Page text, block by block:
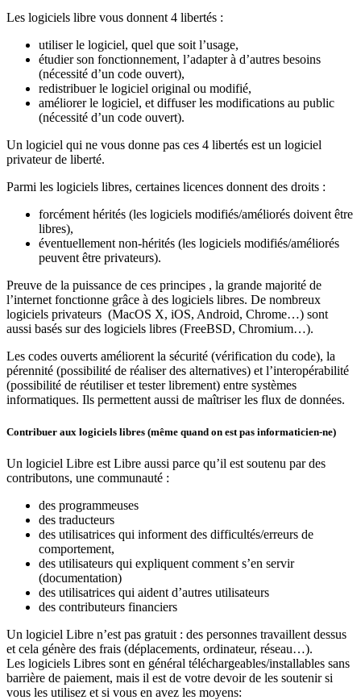
Les logiciels libre vous donnent 4 libertés :
utiliser le logiciel, quel que soit l’usage,
étudier son fonctionnement, l’adapter à d’autres besoins
(nécessité d’un code ouvert),
redistribuer le logiciel original ou modifié,
améliorer le logiciel, et diffuser les modifications au public
(nécessité d’un code ouvert).
Un logiciel qui ne vous donne pas ces 4 libertés est un logiciel
privateur de liberté.
Parmi les logiciels libres, certaines licences donnent des droits :
forcément hérités (les logiciels modifiés/améliorés doivent être
libres),
éventuellement non-hérités (les logiciels modifiés/améliorés
peuvent être privateurs).
Preuve de la puissance de ces principes , la grande majorité de
l’internet fonctionne grâce à des logiciels libres. De nombreux
logiciels privateurs (MacOS X, iOS, Android, Chrome…) sont
aussi basés sur des logiciels libres (FreeBSD, Chromium…).
Les codes ouverts améliorent la sécurité (vérification du code), la
pérennité (possibilité de réaliser des alternatives) et l’interopérabilité
(possibilité de réutiliser et tester librement) entre systèmes
informatiques. Ils permettent aussi de maîtriser les flux de données.
Contribuer aux logiciels libres (même quand on est pas informaticien-ne)
Un logiciel Libre est Libre aussi parce qu’il est soutenu par des
contributons, une communauté :
des programmeuses
des traducteurs
des utilisatrices qui informent des difficultés/erreurs de
comportement,
des utilisateurs qui expliquent comment s’en servir
(documentation)
des utilisatrices qui aident d’autres utilisateurs
des contributeurs financiers
Un logiciel Libre n’est pas gratuit : des personnes travaillent dessus
et cela génère des frais (déplacements, ordinateur, réseau…).
Les logiciels Libres sont en général téléchargeables/installables sans
barrière de paiement, mais il est de votre devoir de les soutenir si
vous les utilisez et si vous en avez les moyens: